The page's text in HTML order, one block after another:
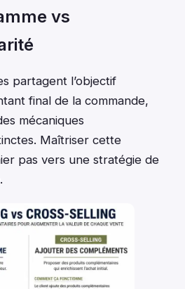
vs
partagent l’objectif
final de la commande,
mécaniques
Maîtriser cette
pas vers une stratégie de